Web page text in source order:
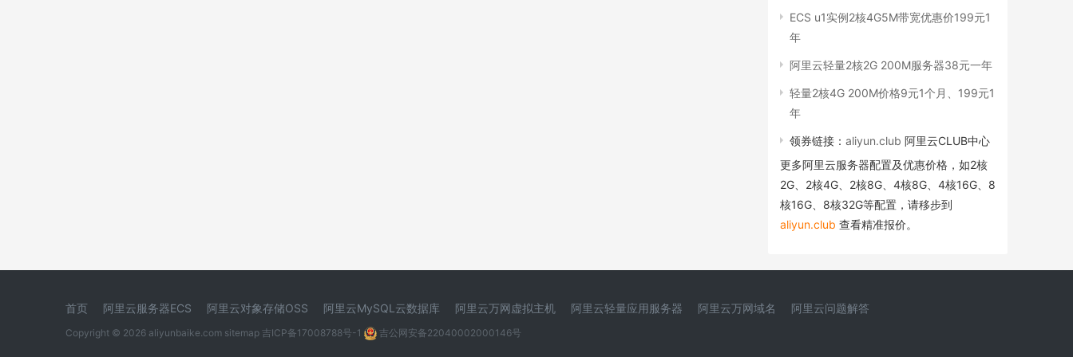
ECS u1实例2核4G5M带宽优惠价199元1
年
阿里云轻量2核2G 200M服务器38元一年
轻量2核4G 200M价格9元1个月、199元1
年
领券链接： aliyun.club 阿里云CLUB中心
更多阿里云服务器配置及优惠价格，如2核
2G、2核4G、2核8G、4核8G、4核16G、8
核16G、8核32G等配置，请移步到
aliyun.club 查看精准报价。
首页 阿里云服务器ECS 阿里云对象存储OSS 阿里云MySQL云数据库 阿里云万网虚拟主机 阿里云轻量应用服务器 阿里云万网域名 阿里云问题解答
Copyright © 2026 aliyunbaike.com sitemap 吉ICP备17008788号-1 吉公网安备22040002000146号